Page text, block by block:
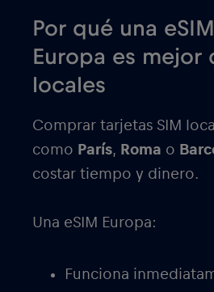
Por qué una
Europa es mejor
locales
Comprar tarjetas SIM
como París, Roma o
costar tiempo y dinero.
Una eSIM Europa:
Funciona